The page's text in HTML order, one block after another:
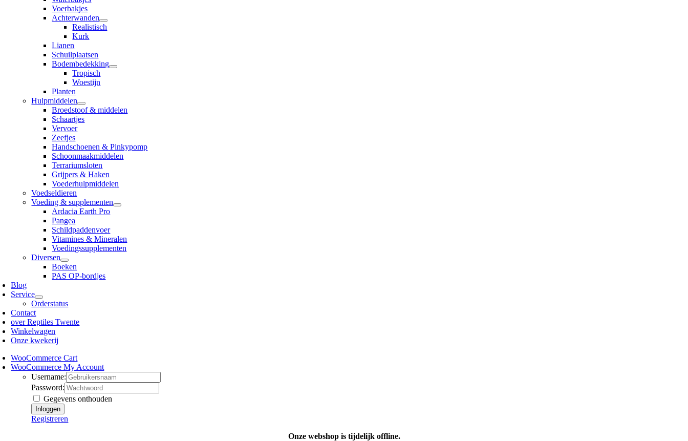
Voerbakjes
Achterwanden
Realistisch
Kurk
Lianen
Schuilplaatsen
Bodembedekking
Tropisch
Woestijn
Planten
Hulpmiddelen
Broedstoof & middelen
Schaartjes
Vervoer
Zeefjes
Handschoenen & Pinkypomp
Schoonmaakmiddelen
Terrariumsloten
Grijpers & Haken
Voederhulpmiddelen
Voedseldieren
Voeding & supplementen
Ardacia Earth Pro
Pangea
Schildpaddenvoer
Vitamines & Mineralen
Voedingssupplementen
Diversen
Boeken
PAS OP-bordjes
Blog
Service
Orderstatus
Contact
over Reptiles Twente
Winkelwagen
Onze kwekerij
WooCommerce Cart
WooCommerce My Account
Username:
Password:
Gegevens onthouden
Registreren
Onze webshop is tijdelijk offline.